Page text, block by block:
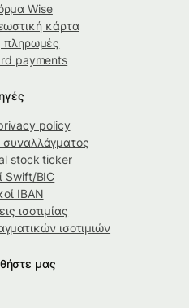
Wise
κάρτα
πληρωμές
payments
policy
stock ticker
Swift/BIC
IBAN
ισοτιμίας
ισοτιμιών
μας